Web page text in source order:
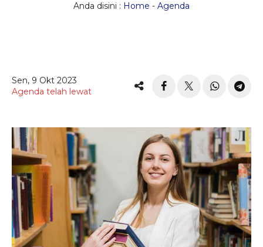
Anda disini : Home - Agenda
Sen, 9 Okt 2023
Agenda telah lewat